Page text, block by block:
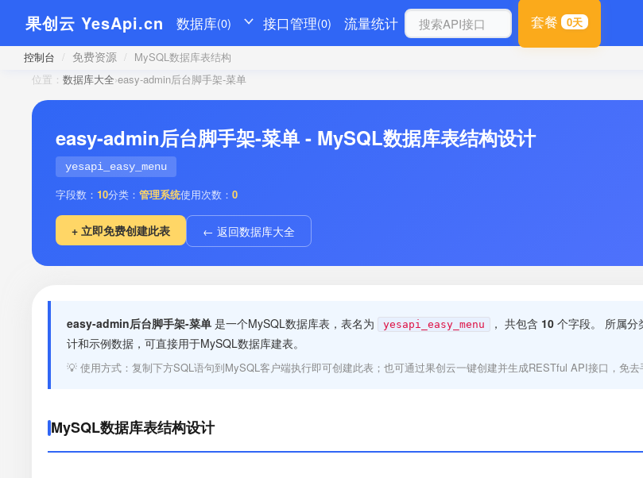
果创云 YesApi.cn 数据库(0) 接口管理(0) 流量统计 套餐 0天
控制台 / 免费资源 / MySQL数据库表结构
位置： 数据库大全›easy-admin后台脚手架-菜单
easy-admin后台脚手架-菜单 - MySQL数据库表结构设计
yesapi_easy_menu
字段数： 10分类： 管理系统使用次数： 0
+ 立即免费创建此表 ← 返回数据库大全
easy-admin后台脚手架-菜单 是一个MySQL数据库表，表名为 yesapi_easy_menu ， 共包含 10 个字段。 所属分
计和示例数据，可直接用于MySQL数据库建表。
💡 使用方式：复制下方SQL语句到MySQL客户端执行即可创建此表；也可通过果创云一键创建并生成RESTful API接口，免去
MySQL数据库表结构设计